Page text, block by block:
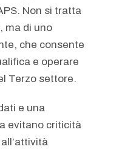
Non si tratta
ma di uno
che consente
e operare
Terzo settore.
e una
evitano criticità